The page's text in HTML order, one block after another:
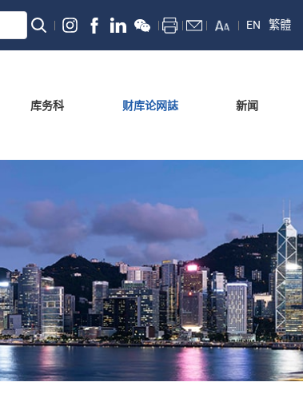
EN 繁體
库务科 财库论网誌 新闻